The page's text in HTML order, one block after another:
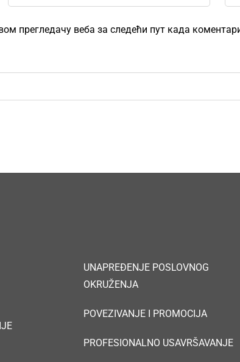
прегледачу веба за следећи пут када
UNAPREĐENJE POSLOVNOG
OKRUŽENJA
POVEZIVANJE I PROMOCIJA
PROFESIONALNO USAVRŠAVANJE